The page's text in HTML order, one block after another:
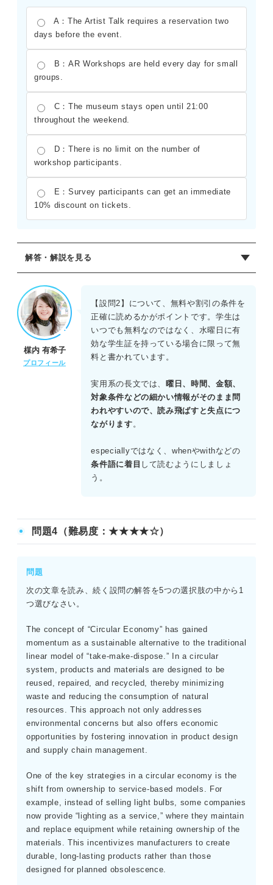
A：The Artist Talk requires a reservation two
days before the event.
B：AR Workshops are held every day for small
groups.
C：The museum stays open until 21:00
throughout the weekend.
D：There is no limit on the number of
workshop participants.
E：Survey participants can get an immediate
10% discount on tickets.
解答・解説を見る
【設問1】正解：B.It uses AR technology to present
historical art.
本文第2段落に、AR技術を用いて歴史的な芸術を体験でき
るデジタル再現展示であると述べられている。したがってB
が正しい。
【設問2】正解：E.Students do not have to pay for
「Admission」の項目に、水曜日は有効なIDを持つ学生は
無料とあるため、Eが正解である。
【設問3】正解：A.The Artist Talk requires a
アーティストトークは48時間前までの予約が必要と明記さ
れているため、Aが正しい。
楳内 有希子
プロフィール
【設問2】について、無料や割引の条件を
正確に読めるかがポイントです。学生は
いつでも無料なのではなく、水曜日に有
効な学生証を持っている場合に限って無
料と書かれています。
実用系の長文では、曜日、時間、金額、
対象条件などの細かい情報がそのまま問
われやすいので、読み飛ばすと失点につ
ながります。
especiallyではなく、whenやwithなどの
条件語に着目 して読むようにしましょ
う。
問題4（難易度：★★★★☆）
問題
次の文章を読み、続く設問の解答を5つの選択肢の中から1
つ選びなさい。
The concept of “Circular Economy” has gained
momentum as a sustainable alternative to the traditional
linear model of “take-make-dispose.” In a circular
system, products and materials are designed to be
reused, repaired, and recycled, thereby minimizing
waste and reducing the consumption of natural
resources. This approach not only addresses
environmental concerns but also offers economic
opportunities by fostering innovation in product design
and supply chain management.
One of the key strategies in a circular economy is the
shift from ownership to service-based models. For
example, instead of selling light bulbs, some companies
now provide “lighting as a service,” where they maintain
and replace equipment while retaining ownership of the
materials. This incentivizes manufacturers to create
durable, long-lasting products rather than those
designed for planned obsolescence.